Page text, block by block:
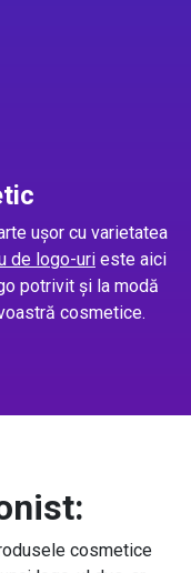
ușor cu varietatea
de logo-uri este aici
potrivit și la modă
cosmetice.
cosmetice